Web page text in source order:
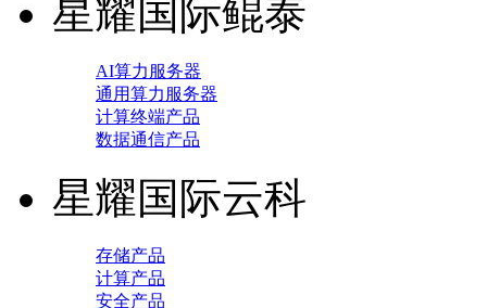
星耀国际鲲泰
AI算力服务器
通用算力服务器
计算终端产品
数据通信产品
星耀国际云科
存储产品
计算产品
安全产品